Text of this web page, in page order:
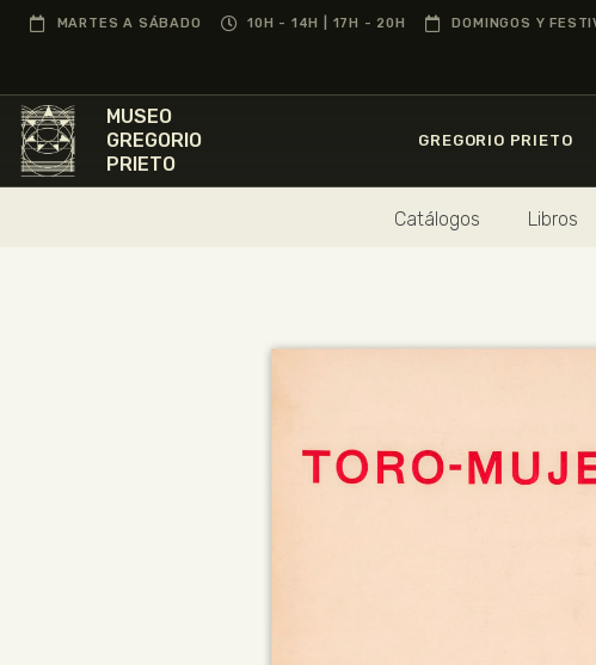
MARTES A SÁBADO 10H - 14H | 17H - 20H DOMINGOS Y
MUSEO
GREGORIO
PRIETO
GREGORIO PRIETO
Catálogos Libros